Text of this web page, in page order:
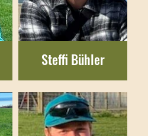
Steffi Bühler